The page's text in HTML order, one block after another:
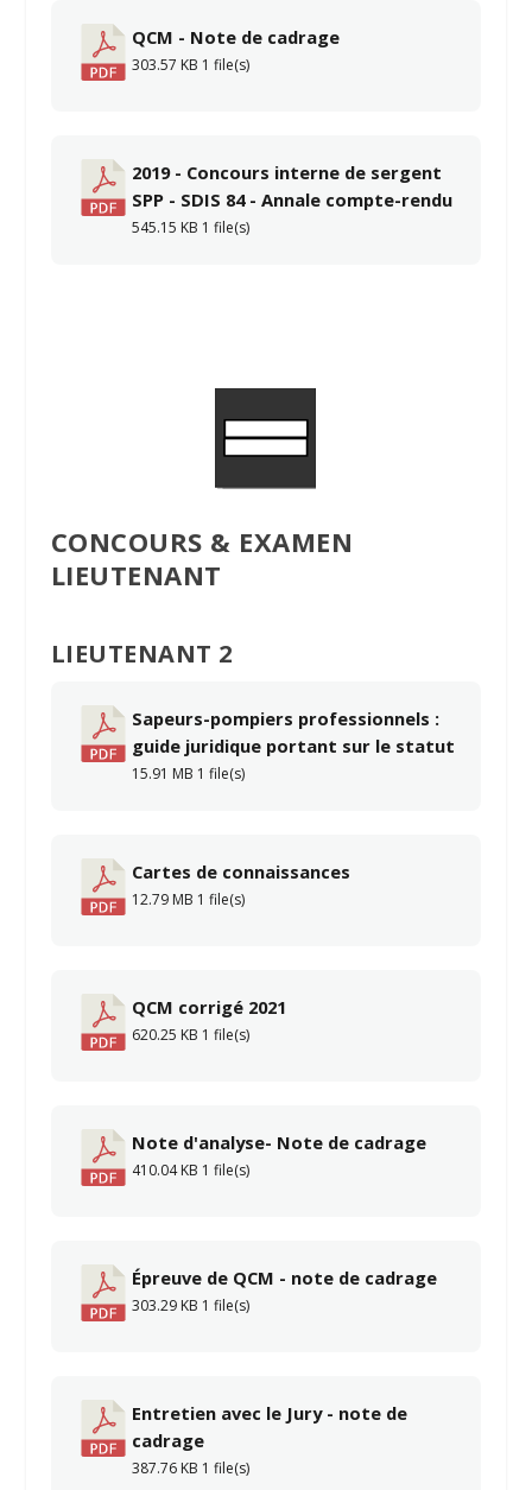
QCM - Note de cadrage
303.57 KB 1 file(s)
2019 - Concours interne de sergent
SPP - SDIS 84 - Annale compte-rendu
545.15 KB 1 file(s)
CONCOURS & EXAMEN
LIEUTENANT
LIEUTENANT 2
Sapeurs-pompiers professionnels :
guide juridique portant sur le statut
15.91 MB 1 file(s)
Cartes de connaissances
12.79 MB 1 file(s)
QCM corrigé 2021
620.25 KB 1 file(s)
Note d'analyse- Note de cadrage
410.04 KB 1 file(s)
Épreuve de QCM - note de cadrage
303.29 KB 1 file(s)
Entretien avec le Jury - note de
cadrage
387.76 KB 1 file(s)